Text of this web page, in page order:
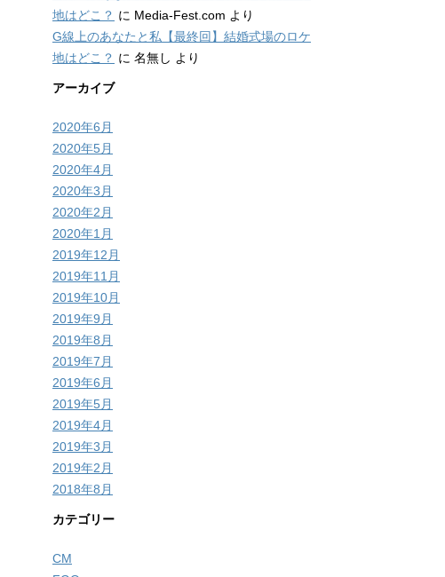
地はどこ？ に Media-Fest.com より
G線上のあなたと私【最終回】結婚式場のロケ
地はどこ？ に 名無し より
アーカイブ
2020年6月
2020年5月
2020年4月
2020年3月
2020年2月
2020年1月
2019年12月
2019年11月
2019年10月
2019年9月
2019年8月
2019年7月
2019年6月
2019年5月
2019年4月
2019年3月
2019年2月
2018年8月
カテゴリー
CM